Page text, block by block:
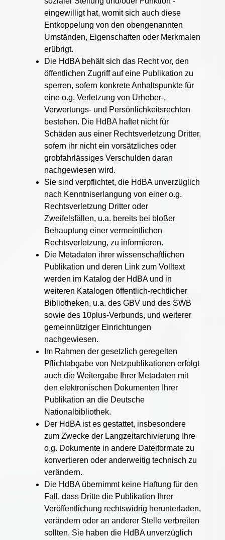
eingewilligt hat, womit sich auch diese
Entkoppelung von den obengenannten
Umständen, Eigenschaften oder Merkmalen
erübrigt.
Die HdBA behält sich das Recht vor, den
öffentlichen Zugriff auf eine Publikation zu
sperren, sofern konkrete Anhaltspunkte für
eine o.g. Verletzung von Urheber-,
Verwertungs- und Persönlichkeitsrechten
bestehen. Die HdBA haftet nicht für
Schäden aus einer Rechtsverletzung Dritter,
sofern ihr nicht ein vorsätzliches oder
grobfahrlässiges Verschulden daran
nachgewiesen wird.
Sie sind verpflichtet, die HdBA unverzüglich
nach Kenntniserlangung von einer o.g.
Rechtsverletzung Dritter oder
Zweifelsfällen, u.a. bereits bei bloßer
Behauptung einer vermeintlichen
Rechtsverletzung, zu informieren.
Die Metadaten ihrer wissenschaftlichen
Publikation und deren Link zum Volltext
werden im Katalog der HdBA und in
weiteren Katalogen öffentlich-rechtlicher
Bibliotheken, u.a. des GBV und des SWB
sowie des 10plus-Verbunds, und weiterer
gemeinnütziger Einrichtungen
nachgewiesen.
Im Rahmen der gesetzlich geregelten
Pflichtabgabe von Netzpublikationen erfolgt
auch die Weitergabe Ihrer Metadaten mit
den elektronischen Dokumenten Ihrer
Publikation an die Deutsche
Nationalbibliothek.
Der HdBA ist es gestattet, insbesondere
zum Zwecke der Langzeitarchivierung Ihre
o.g. Dokumente in andere Dateiformate zu
konvertieren oder anderweitig technisch zu
verändern.
Die HdBA übernimmt keine Haftung für den
Fall, dass Dritte die Publikation Ihrer
Veröffentlichung rechtswidrig herunterladen,
verändern oder an anderer Stelle verbreiten
sollten. Sie haben die HdBA unverzüglich